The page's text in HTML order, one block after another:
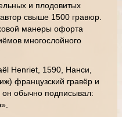
и плодовитых
свыше 1500 гравюр.
манеры офорта
многослойного
Henriet, 1590, Нанси,
французский гравёр и
обычно подписывал: